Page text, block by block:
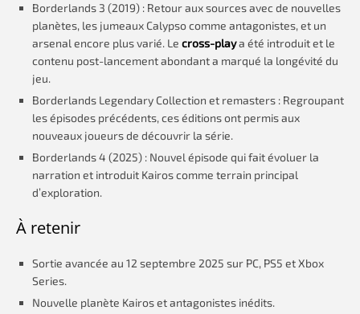
Borderlands 3 (2019) : Retour aux sources avec de nouvelles
planètes, les jumeaux Calypso comme antagonistes, et un
arsenal encore plus varié. Le cross-playa été introduit et le
contenu post-lancement abondant a marqué la longévité du
jeu.
Borderlands Legendary Collection et remasters : Regroupant
les épisodes précédents, ces éditions ont permis aux
nouveaux joueurs de découvrir la série.
Borderlands 4 (2025) : Nouvel épisode qui fait évoluer la
narration et introduit Kairos comme terrain principal
d’exploration.
À retenir
Sortie avancée au 12 septembre 2025 sur PC, PS5 et Xbox
Series.
Nouvelle planète Kairos et antagonistes inédits.